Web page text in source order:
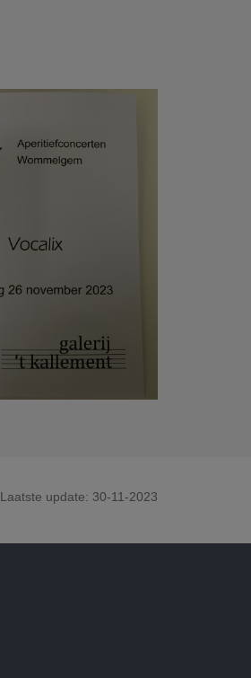
Laatste update: 30-11-2023